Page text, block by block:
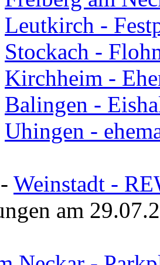
Leutkirch -
Stockach -
Kirchheim -
Balingen -
Uhingen -
Weinstadt -
am